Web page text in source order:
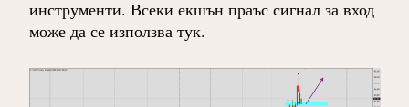
инструменти. Всеки екшън праъс сигнал за вход
може да се използва тук.